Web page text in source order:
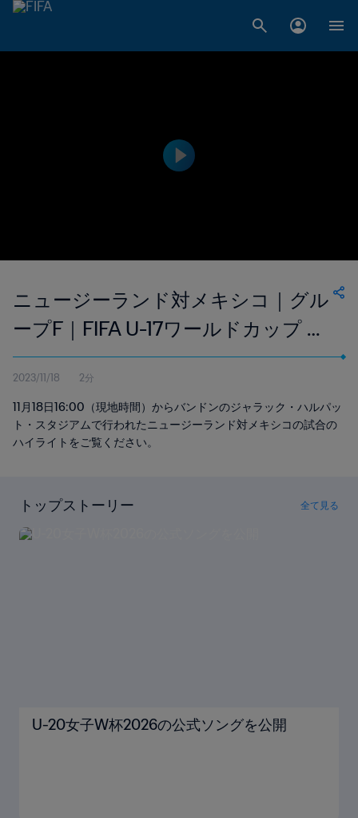
ニュージーランド対メキシコ｜グル
ープF｜FIFA U-17ワールドカップ イ
ンドネシア2023｜ハイライト
2023/11/18 2分
11月18日16:00（現地時間）からバンドンのジャラック・ハルパッ
ト・スタジアムで行われたニュージーランド対メキシコの試合の
ハイライトをご覧ください。
トップストーリー 全て見る
U-20女子W杯2026の公式ソングを公開